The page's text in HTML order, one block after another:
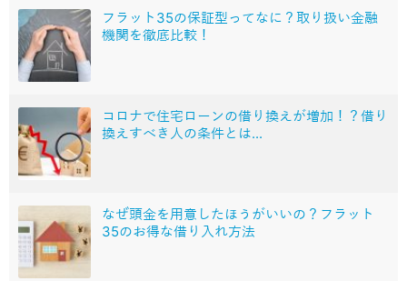
フラット35の保証型ってなに？取り扱い金融
機関を徹底比較！
コロナで住宅ローンの借り換えが増加！？借り
換えすべき人の条件とは...
なぜ頭金を用意したほうがいいの？フラット
35のお得な借り入れ方法